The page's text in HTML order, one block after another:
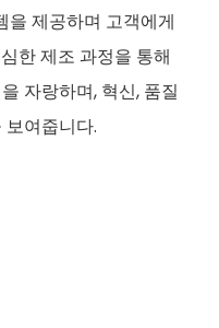
을 제공하며 고객에게
한 제조 과정을 통해
자랑하며, 혁신, 품질
여줍니다.